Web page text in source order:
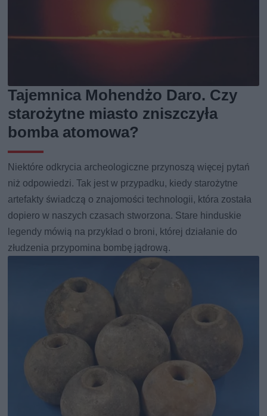
Tajemnica Mohendżo Daro. Czy
starożytne miasto zniszczyła
bomba atomowa?
Niektóre odkrycia archeologiczne przynoszą więcej pytań
niż odpowiedzi. Tak jest w przypadku, kiedy starożytne
artefakty świadczą o znajomości technologii, która została
dopiero w naszych czasach stworzona. Stare hinduskie
legendy mówią na przykład o broni, której działanie do
złudzenia przypomina bombę jądrową.